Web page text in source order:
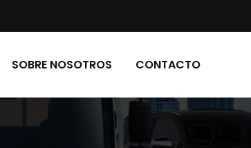
SOBRE NOSOTROS CONTACTO